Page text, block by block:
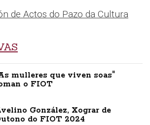
de Actos do Pazo da Cultura
mulleres que viven soas"
o FIOT
González, Xograr de
do FIOT 2024